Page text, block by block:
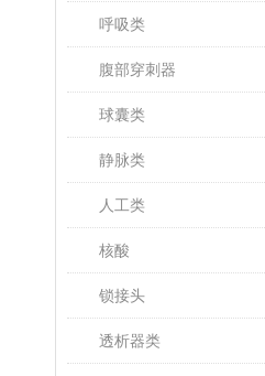
呼吸类
腹部穿刺器
球囊类
静脉类
人工类
核酸
锁接头
透析器类